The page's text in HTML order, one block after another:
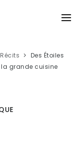
Récits
Des Étoiles
la grande cuisine